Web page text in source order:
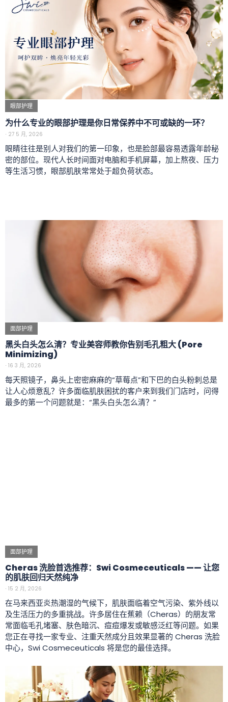
眼部护理
为什么专业的眼部护理是你日常保养中不可或缺的一环？
⋅ 27 5 月, 2026
眼睛往往是别人对我们的第一印象，也是脸部最容易透露年龄秘
密的部位。现代人长时间面对电脑和手机屏幕，加上熬夜、压力
等生活习惯，眼部肌肤常常处于超负荷状态。
面部护理
黑头白头怎么清？专业美容师教你告别毛孔粗大 (Pore
Minimizing)
⋅ 16 3 月, 2026
每天照镜子，鼻头上密密麻麻的“草莓点”和下巴的白头粉刺总是
让人心烦意乱？许多面临肌肤困扰的客户来到我们门店时，问得
最多的第一个问题就是：“黑头白头怎么清？”
面部护理
Cheras 洗脸首选推荐：Swi Cosmeceuticals —— 让您
的肌肤回归天然纯净
⋅ 15 2 月, 2026
在马来西亚炎热潮湿的气候下，肌肤面临着空气污染、紫外线以
及生活压力的多重挑战。许多居住在蕉赖（Cheras）的朋友常
常面临毛孔堵塞、肤色暗沉、痘痘爆发或敏感泛红等问题。如果
您正在寻找一家专业、注重天然成分且效果显著的 Cheras 洗脸
中心，Swi Cosmeceuticals 将是您的最佳选择。